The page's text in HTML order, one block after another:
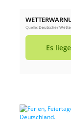
Quelle:Deutscher
Es